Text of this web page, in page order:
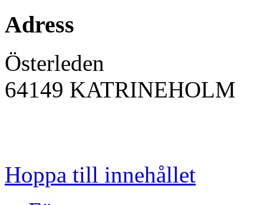
Adress
Österleden
64149 KATRINEHOLM
Hoppa till innehållet